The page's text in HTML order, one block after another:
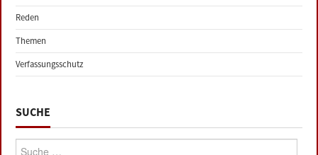
Reden
Themen
Verfassungsschutz
SUCHE
Suche: